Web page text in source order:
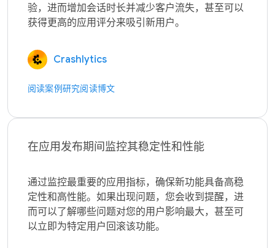
验，进而增加会话时长并减少客户流失，甚至可以
Crashlytics
阅读案例研究阅读博文
在应用发布期间监控其稳定性和性能
通过监控最重要的应用指标，确保新功能具备高稳
定性和高性能。如果出现问题，您会收到提醒，进
而可以了解哪些问题对您的用户影响最大，甚至可